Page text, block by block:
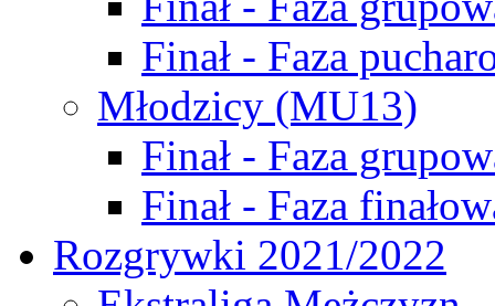
Finał - Faza
Młodzicy (MU13)
Finał - Faza
Finał - Faza
Rozgrywki 2021/2022